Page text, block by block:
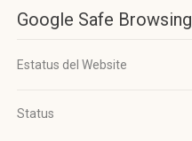
Google Safe Browsing
Estatus del Website
Status